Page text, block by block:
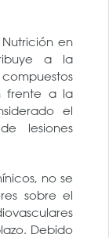
en
a la
frente a la
el
lesiones
no se
sobre el
Debido